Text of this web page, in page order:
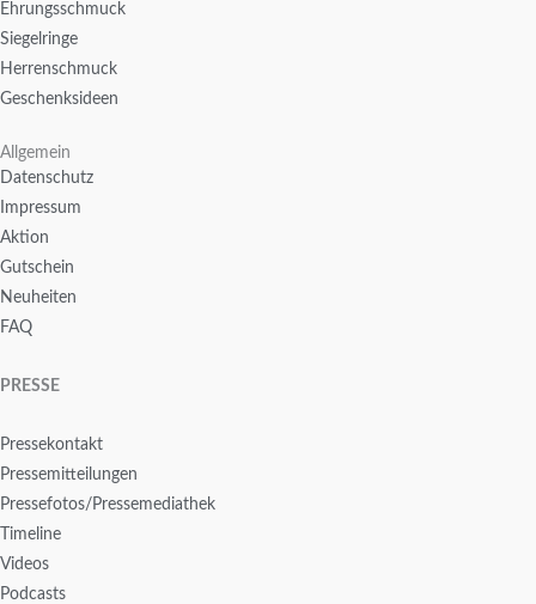
Ehrungsschmuck
Siegelringe
Herrenschmuck
Geschenksideen
Allgemein
Datenschutz
Impressum
Aktion
Gutschein
Neuheiten
FAQ
PRESSE
Pressekontakt
Pressemitteilungen
Pressefotos/Pressemediathek
Timeline
Videos
Podcasts